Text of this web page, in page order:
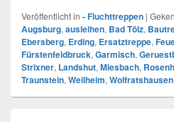
Veröffentlicht in - Fluchttreppen |
Augsburg, ausleihen, Bad Tölz,
Ebersberg, Erding, Ersatztreppe,
Fürstenfeldbruck, Garmisch,
Strixner, Landshut, Miesbach,
Traunstein, Weilheim, Wolfratshausen